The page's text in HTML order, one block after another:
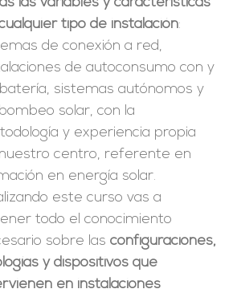
tipo de instalación:
de conexión a red,
de autoconsumo con y
sistemas autónomos y
solar, con la
y experiencia propia
centro, referente en
en energía solar.
este curso vas a
todo el conocimiento
sobre lasconfiguraciones,
y dispositivos que
en instalaciones